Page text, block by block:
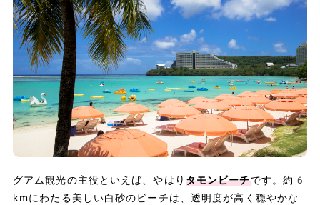
グアム観光の主役といえば、やはり タモンビーチです。約6
kmにわたる美しい白砂のビーチは、透明度が高く穏やかな